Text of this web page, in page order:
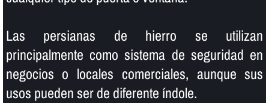
Las persianas de hierro se utilizan
principalmente como sistema de seguridad en
negocios o locales comerciales, aunque sus
usos pueden ser de diferente í­ndole.